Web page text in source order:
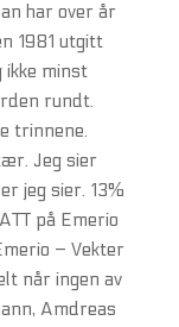
har over år
1981 utgitt
ikke minst
rundt.
trinnene.
Jeg sier
jeg sier. 13%
på Emerio
– Vekter
når ingen av
Amdreas